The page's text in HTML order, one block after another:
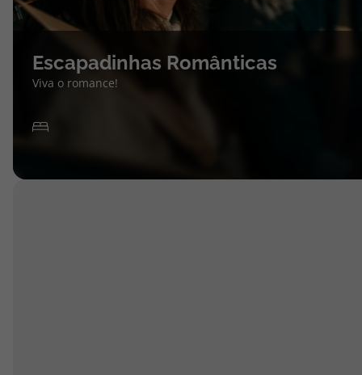
Escapadinhas Românticas
Viva o romance!